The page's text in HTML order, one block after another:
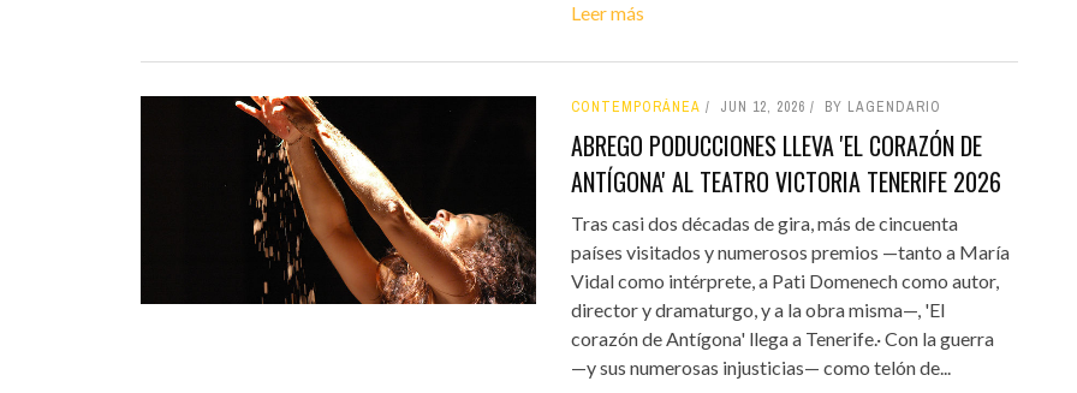
Leer más
CONTEMPORÁNEA JUN 12, 2026 BY LAGENDARIO
ABREGO PODUCCIONES LLEVA 'EL CORAZÓN DE
ANTÍGONA' AL TEATRO VICTORIA TENERIFE 2026
Tras casi dos décadas de gira, más de cincuenta
países visitados y numerosos premios —tanto a María
Vidal como intérprete, a Pati Domenech como autor,
director y dramaturgo, y a la obra misma—, 'El
corazón de Antígona' llega a Tenerife.· Con la guerra
—y sus numerosas injusticias— como telón de...